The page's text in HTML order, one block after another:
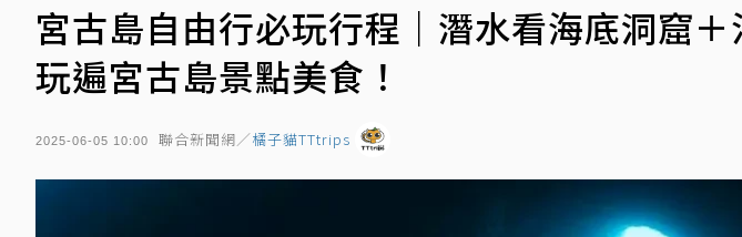
宮古島自由行必玩行程｜潛水看海底洞窟
玩遍宮古島景點美食！
2025-06-05 10:00 聯合新聞網／橘子貓TTtrips